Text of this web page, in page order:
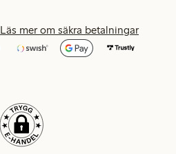
Läs mer om säkra betalningar